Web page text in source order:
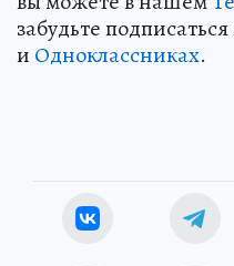
забудьте
и Одноклассниках.